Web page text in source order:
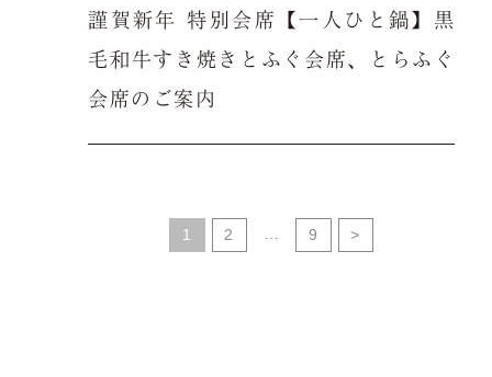
謹賀新年 特別会席【一人ひと鍋】黒
毛和牛すき焼きとふぐ会席、とらふぐ
会席のご案内
1 2 9 >